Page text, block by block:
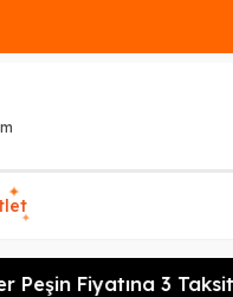
✦
✦
Fiyatına 3 Taksit